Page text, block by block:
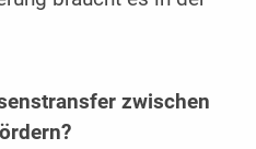
zwischen